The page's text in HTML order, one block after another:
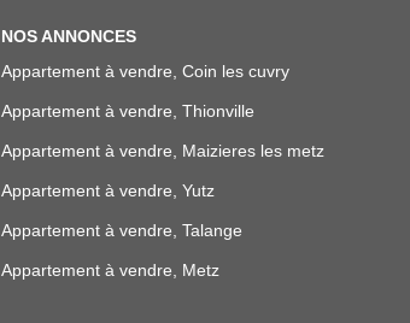
NOS ANNONCES
Appartement à vendre, Coin les cuvry
Appartement à vendre, Thionville
Appartement à vendre, Maizieres les metz
Appartement à vendre, Yutz
Appartement à vendre, Talange
Appartement à vendre, Metz